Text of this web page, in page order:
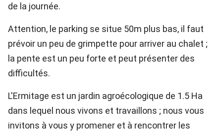
de la journée.
Attention, le parking se situe 50m plus bas, il faut
prévoir un peu de grimpette pour arriver au chalet ;
la pente est un peu forte et peut présenter des
difficultés.
L'Ermitage est un jardin agroécologique de 1.5 Ha
dans lequel nous vivons et travaillons ; nous vous
invitons à vous y promener et à rencontrer les